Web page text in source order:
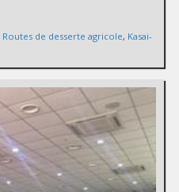
Routes de desserte agricole, Kasai-